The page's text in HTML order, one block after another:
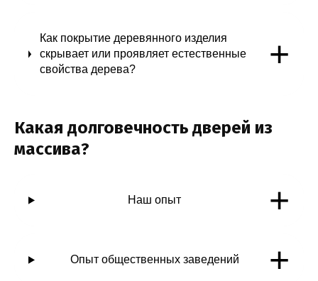
Как покрытие деревянного изделия
скрывает или проявляет естественные
свойства дерева?
+
Какая долговечность дверей из
массива?
Наш опыт +
Опыт общественных заведений +